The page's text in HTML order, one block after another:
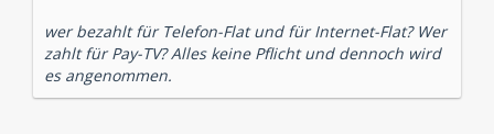
wer bezahlt für Telefon-Flat und für Internet-Flat? Wer
zahlt für Pay-TV? Alles keine Pflicht und dennoch wird
es angenommen.